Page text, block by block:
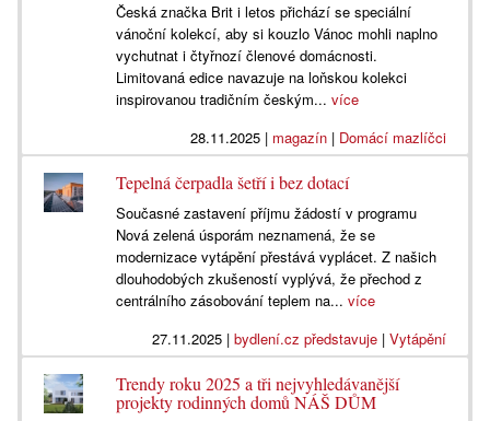
Česká značka Brit i letos přichází se speciální
vánoční kolekcí, aby si kouzlo Vánoc mohli naplno
vychutnat i čtyřnozí členové domácnosti.
Limitovaná edice navazuje na loňskou kolekci
inspirovanou tradičním českým...více
28.11.2025| magazín| Domácí mazlíčci
Tepelná čerpadla šetří i bez dotací
Současné zastavení příjmu žádostí v programu
Nová zelená úsporám neznamená, že se
modernizace vytápění přestává vyplácet. Z našich
dlouhodobých zkušeností vyplývá, že přechod z
centrálního zásobování teplem na...více
27.11.2025| bydlení.cz představuje| Vytápění
Trendy roku 2025 a tři nejvyhledávanější
projekty rodinných domů NÁŠ DŮM